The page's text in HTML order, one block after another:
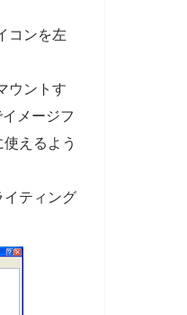
コンを左
ウントす
メージフ
えるよう
イティング